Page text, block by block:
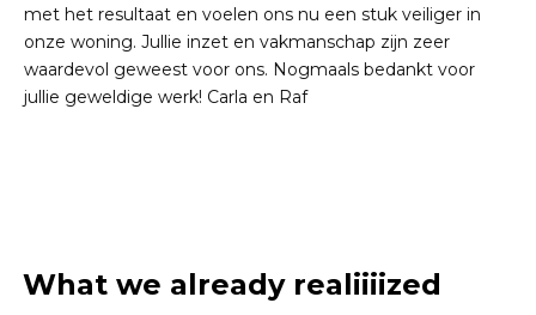
met het resultaat en voelen ons nu een stuk veiliger in
onze woning. Jullie inzet en vakmanschap zijn zeer
waardevol geweest voor ons. Nogmaals bedankt voor
jullie geweldige werk! Carla en Raf
What we already realiiiized